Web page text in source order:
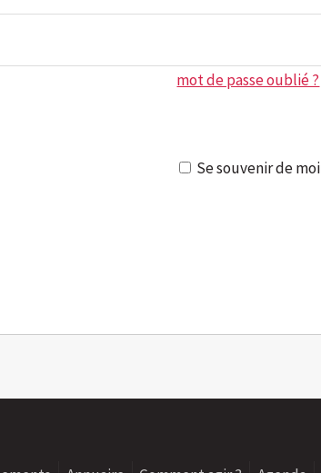
mot de passe oublié ?
Se souvenir de moi